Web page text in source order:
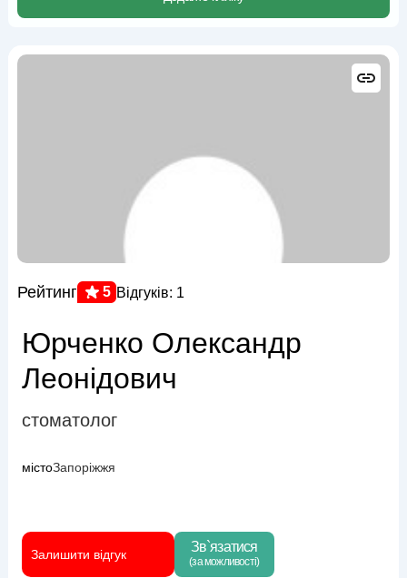
Рейтинг 5 Відгуків: 1
Юрченко Олександр
Леонідович
стоматолог
містоЗапоріжжя
Залишити відгук Зв`язатися
(за можливості)